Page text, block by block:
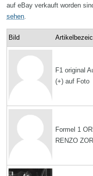
auf eBay verkauft worden
sehen
Bild
F1 original
(+) auf Foto
Formel 1
RENZO